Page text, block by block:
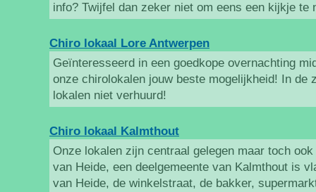
info? Twijfel dan zeker niet om eens een kijkje te
Chiro lokaal Lore Antwerpen
Geïnteresseerd in een goedkope overnachting
onze chirolokalen jouw beste mogelijkheid! In de
lokalen niet verhuurd!
Chiro lokaal Kalmthout
Onze lokalen zijn centraal gelegen maar toch
van Heide, een deelgemeente van Kalmthout is
van Heide, de winkelstraat, de bakker,